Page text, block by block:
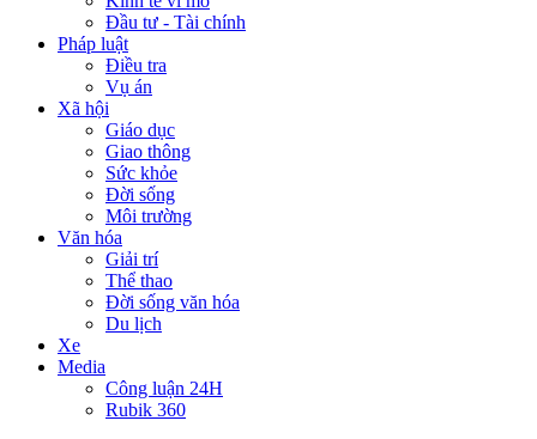
Đầu tư - Tài chính
Pháp luật
Điều tra
Vụ án
Xã hội
Giáo dục
Giao thông
Sức khỏe
Đời sống
Môi trường
Văn hóa
Giải trí
Thể thao
Đời sống văn hóa
Du lịch
Xe
Media
Công luận 24H
Rubik 360